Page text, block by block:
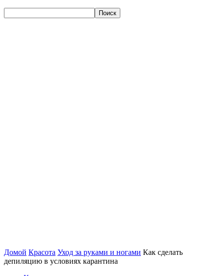
Домой Красота Уход за руками и ногами Как сделать
депиляцию в условиях карантина